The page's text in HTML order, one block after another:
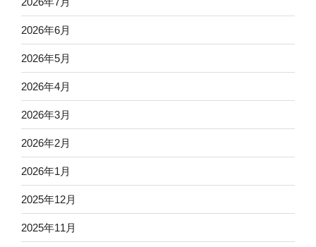
2026年6月
2026年5月
2026年4月
2026年3月
2026年2月
2026年1月
2025年12月
2025年11月